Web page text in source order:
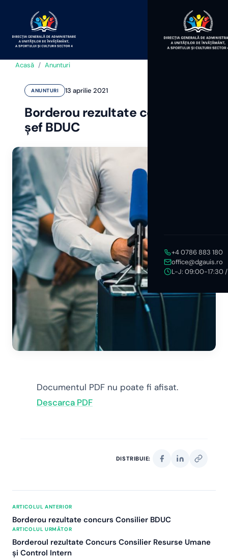
+4 0786 883 180
office@dgauis.ro
L-J: 09:00-17:30
Acasă / Anunturi
ANUNTURI 13 aprilie 2021
Borderou rezultate concurs
șef BDUC
Documentul PDF nu poate fi afisat.
Descarca PDF
DISTRIBUIE:
ARTICOLUL ANTERIOR
Borderou rezultate concurs Consilier BDUC
ARTICOLUL URMĂTOR
Borderoul rezultate Concurs Consilier Resurse Umane
și Control Intern